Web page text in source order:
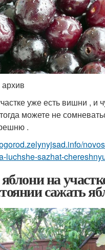
уже есть вишни , и
можете не
.
luchshe-sazhat-
на
сажать